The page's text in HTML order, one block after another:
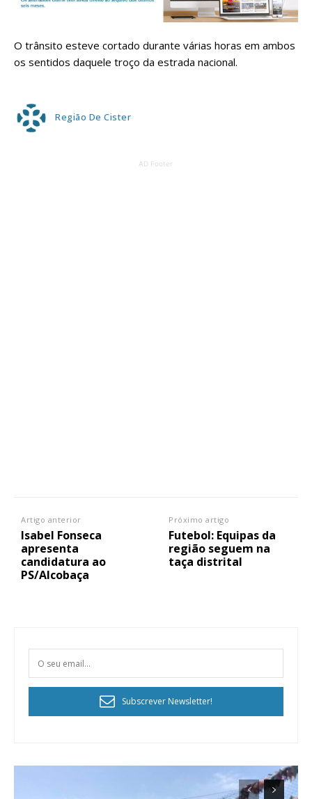
O trânsito esteve cortado durante várias horas em ambos
os sentidos daquele troço da estrada nacional.
Região De Cister
AD Footer
Artigo anterior
Isabel Fonseca
apresenta
candidatura ao
PS/Alcobaça
Próximo artigo
Futebol: Equipas da
região seguem na
taça distrital
Subscrever Newsletter!